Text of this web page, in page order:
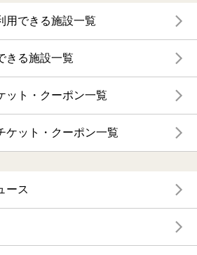
用できる施設一覧
きる施設一覧
ット・クーポン一覧
ケット・クーポン一覧
ース